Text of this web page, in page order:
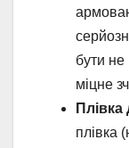
бути
міцне
Плівка
плівка